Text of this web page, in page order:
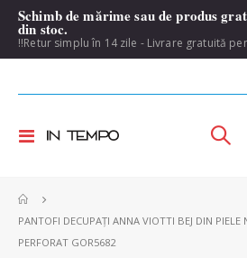
Schimb de mărime sau de produs
din stoc.
!!Retur simplu în 14 zile - Livrare gratuită
Toggle
PANTOFI DECUPAȚI ANNA VIOTTI BEJ DIN PIELE
PERFORAT GOR5682